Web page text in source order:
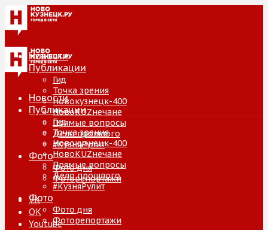
Новости
Публикации
Гид
Точка зрения
Новокузнецк-400
НовоKUZнечане
Прямые вопросы
Дело прошлого
#КузняРулит
Фото
Фото дня
Фоторепортажи
VK
ОК
Youtube
Новости
Публикации
Гид
Точка зрения
Новокузнецк-400
НовоKUZнечане
Прямые вопросы
Дело прошлого
#КузняРулит
Фото
Фото дня
Фоторепортажи